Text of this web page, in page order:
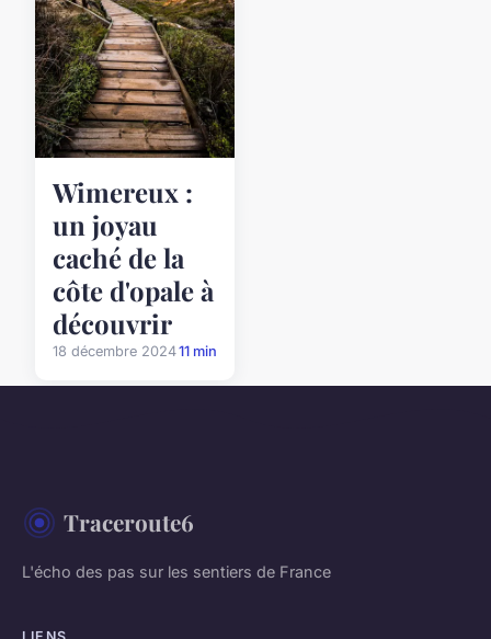
Wimereux :
un joyau
caché de la
côte d'opale à
découvrir
18 décembre 202411 min
Traceroute6
L'écho des pas sur les sentiers de France